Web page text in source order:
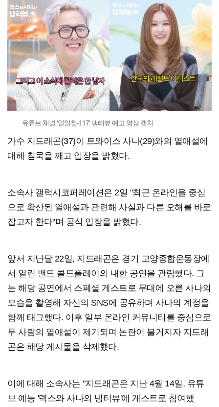
유튜브 채널 '일일칠-117' 냉터뷰 예고 영상 캡처
가수 지드래곤(37)이 트와이스 사나(29)와의 열애설에
대해 침묵을 깨고 입장을 밝혔다.
소속사 갤럭시코퍼레이션은 2일 "최근 온라인을 중심
으로 확산된 열애설과 관련해 사실과 다른 오해를 바로
잡고자 한다"며 공식 입장을 밝혔다.
앞서 지난달 22일, 지드래곤은 경기 고양종합운동장에
서 열린 밴드 콜드플레이의 내한 공연을 관람했다. 그
는 해당 공연에서 스페셜 게스트로 무대에 오른 사나의
모습을 촬영해 자신의 SNS에 공유하며 사나의 계정을
함께 태그했다. 이후 일부 온라인 커뮤니티를 중심으로
두 사람의 열애설이 제기되며 논란이 불거지자 지드래
곤은 해당 게시물을 삭제했다.
이에 대해 소속사는 "지드래곤은 지난 4월 14일, 유튜
브 예능 '덱스와 사나의 냉터뷰'에 게스트로 참여했